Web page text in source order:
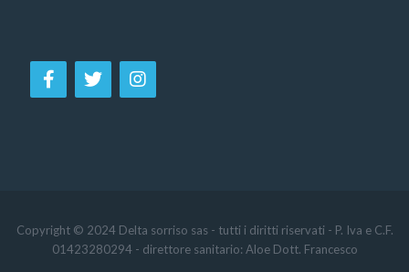
Copyright © 2024 Delta sorriso sas - tutti i diritti riservati - P. Iva e C.F.
01423280294 - direttore sanitario: Aloe Dott. Francesco